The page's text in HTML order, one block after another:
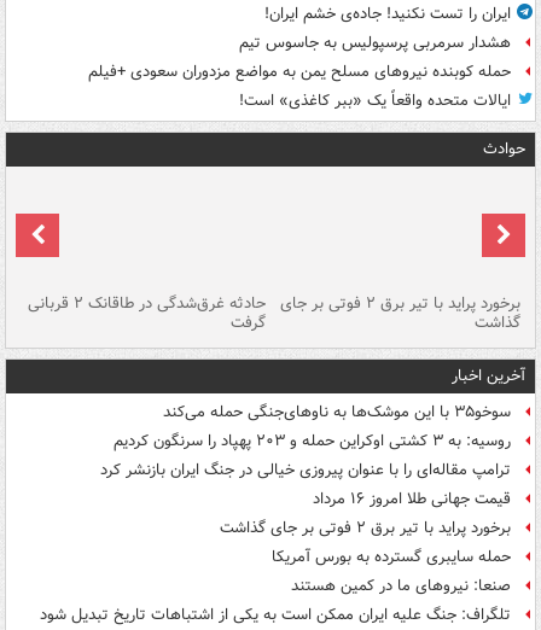
ایران را تست نکنید! جاده‌ی خشم ایران!
هشدار سرمربی پرسپولیس به جاسوس تیم
حمله کوبنده نیروهای مسلح یمن به مواضع مزدوران سعودی +فیلم
ایالات متحده واقعاً یک «ببر کاغذی» است!
حوادث
برخورد پراید با تیر برق ۲ فوتی بر جای
گذاشت
حادثه غرق‌شدگی در طاقانک ۲ قربانی
گرفت
آخرین اخبار
سوخو۳۵ با این موشک‌ها به ناوهای‌جنگی حمله می‌کند
روسیه: به ۳ کشتی اوکراین حمله و ۲۰۳ پهپاد را سرنگون کردیم
ترامپ مقاله‌ای را با عنوان پیروزی خیالی در جنگ ایران بازنشر کرد
قیمت جهانی طلا امروز ۱۶ مرداد
برخورد پراید با تیر برق ۲ فوتی بر جای گذاشت
حمله سایبری گسترده به بورس آمریکا
صنعا: نیروهای ما در کمین‌ هستند
تلگراف: جنگ علیه ایران ممکن است به یکی از اشتباهات تاریخ تبدیل شود